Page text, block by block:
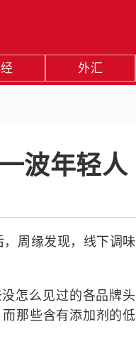
外汇
波年轻人
周缘发现，线下调味
怎么见过的各品牌头
而那些含有添加剂的低